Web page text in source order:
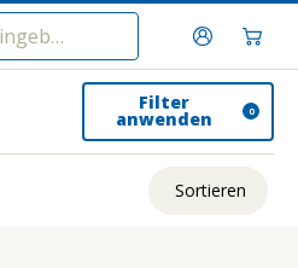
Filter
anwenden 0
Sortieren